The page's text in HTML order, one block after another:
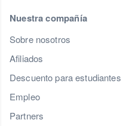
Nuestra compañía
Sobre nosotros
Afiliados
Descuento para estudiantes
Empleo
Partners